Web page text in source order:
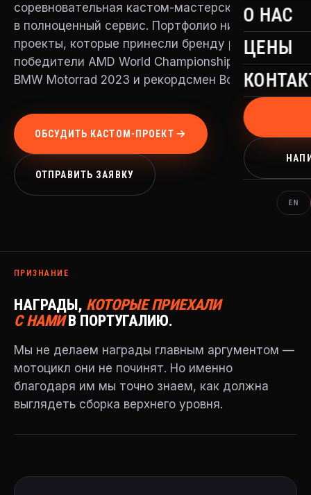
О НАС
ЦЕНЫ
EN
соревновательная кастом-мастерская и вырос
в полноценный сервис. Портфолио ниже — это
проекты, которые принесли бренду репутацию:
победители AMD World Championship, чемпион
BMW Motorrad 2023 и рекордсмен Bonneville.
ОБСУДИТЬ КАСТОМ-ПРОЕКТ
ОТПРАВИТЬ ЗАЯВКУ
ПРИЗНАНИЕ
НАГРАДЫ, КОТОРЫЕ ПРИЕХАЛИ
С НАМИВ ПОРТУГАЛИЮ.
Мы не делаем награды главным аргументом —
мотоцикл они не починят. Но именно
благодаря им мы точно знаем, как должна
выглядеть сборка верхнего уровня.